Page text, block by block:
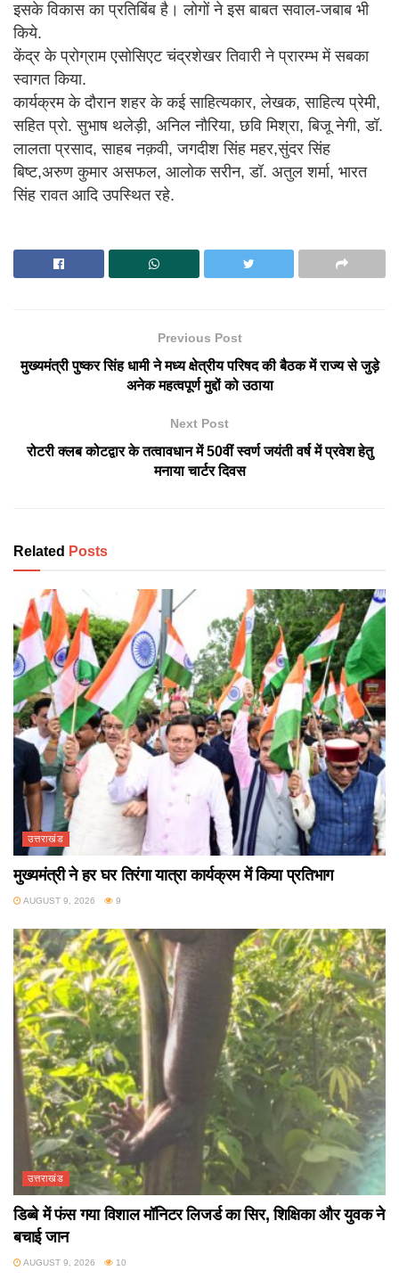
इसके विकास का प्रतिबिंब है। लोगों ने इस बाबत सवाल-जबाब भी
किये.
केंद्र के प्रोग्राम एसोसिएट चंद्रशेखर तिवारी ने प्रारम्भ में सबका
स्वागत किया.
कार्यक्रम के दौरान शहर के कई साहित्यकार, लेखक, साहित्य प्रेमी,
सहित प्रो. सुभाष थलेड़ी, अनिल नौरिया, छवि मिश्रा, बिजू नेगी, डॉ.
लालता प्रसाद, साहब नक़वी, जगदीश सिंह महर,सुंदर सिंह
बिष्ट,अरुण कुमार असफल, आलोक सरीन, डॉ. अतुल शर्मा, भारत
सिंह रावत आदि उपस्थित रहे.
Previous Post
मुख्यमंत्री पुष्कर सिंह धामी ने मध्य क्षेत्रीय परिषद की बैठक में राज्य से जुड़े
अनेक महत्वपूर्ण मुद्दों को उठाया
Next Post
रोटरी क्लब कोटद्वार के तत्वावधान में 50वीं स्वर्ण जयंती वर्ष में प्रवेश हेतु
मनाया चार्टर दिवस
Related Posts
उत्तराखंड
मुख्यमंत्री ने हर घर तिरंगा यात्रा कार्यक्रम में किया प्रतिभाग
AUGUST 9, 2026 9
उत्तराखंड
डिब्बे में फंस गया विशाल मॉनिटर लिजर्ड का सिर, शिक्षिका और युवक ने
बचाई जान
AUGUST 9, 2026 10